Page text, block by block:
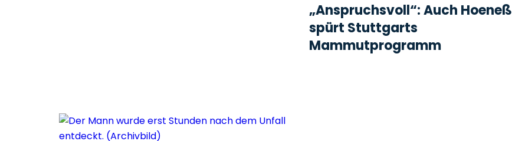
„Anspruchsvoll“: Auch Hoeneß
spürt Stuttgarts
Mammutprogramm